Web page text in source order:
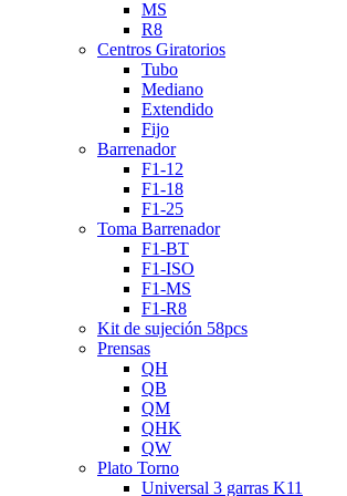
MS
R8
Centros Giratorios
Tubo
Mediano
Extendido
Fijo
Barrenador
F1-12
F1-18
F1-25
Toma Barrenador
F1-BT
F1-ISO
F1-MS
F1-R8
Kit de sujeción 58pcs
Prensas
QH
QB
QM
QHK
QW
Plato Torno
Universal 3 garras K11